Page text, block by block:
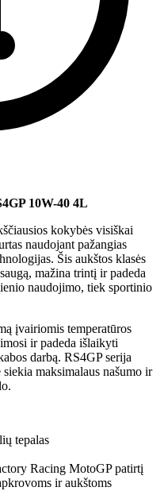
10W-40 4L
kokybės visiškai
naudojant pažangias
Šis aukštos klasės
mažina trintį ir padeda
naudojimo, tiek sportinio
įvairiomis temperatūros
ir padeda išlaikyti
darbą. RS4GP serija
maksimalaus našumo ir
tepalas
Racing MotoGP patirtį
ir aukštoms